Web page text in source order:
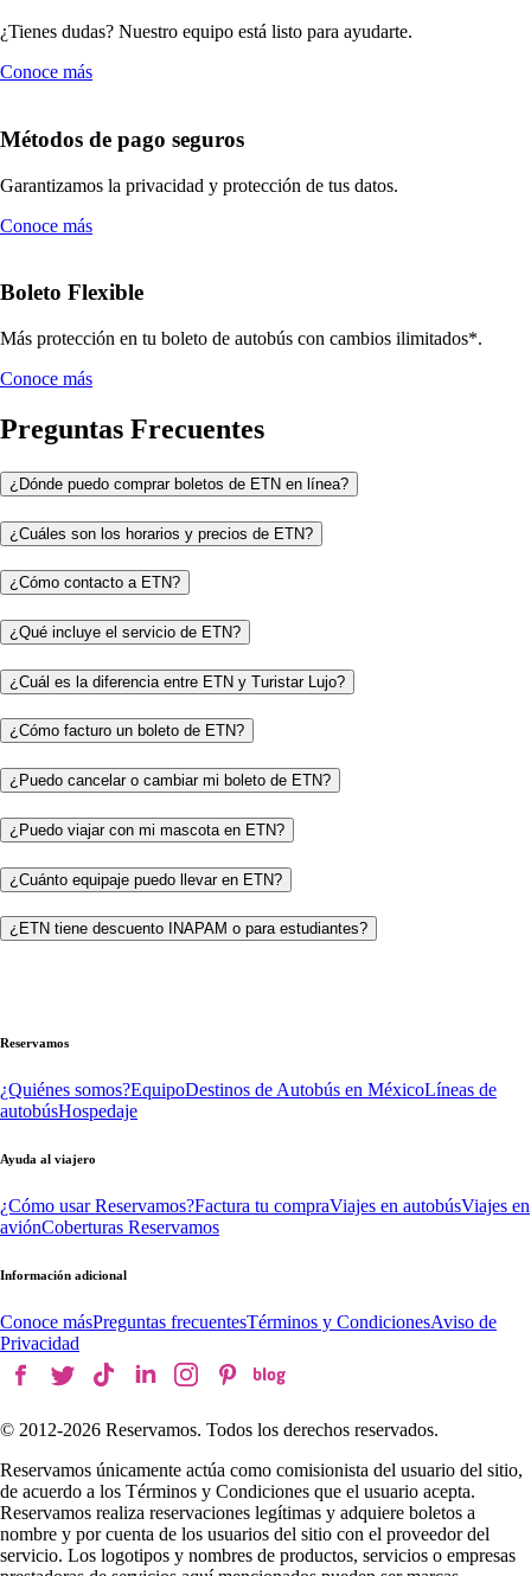
¿Tienes dudas? Nuestro equipo está listo para ayudarte.
Conoce más
Métodos de pago seguros
Garantizamos la privacidad y protección de tus datos.
Conoce más
Boleto Flexible
Más protección en tu boleto de autobús con cambios ilimitados*.
Conoce más
Preguntas Frecuentes
¿Dónde puedo comprar boletos de ETN en línea?
¿Cuáles son los horarios y precios de ETN?
¿Cómo contacto a ETN?
¿Qué incluye el servicio de ETN?
¿Cuál es la diferencia entre ETN y Turistar Lujo?
¿Cómo facturo un boleto de ETN?
¿Puedo cancelar o cambiar mi boleto de ETN?
¿Puedo viajar con mi mascota en ETN?
¿Cuánto equipaje puedo llevar en ETN?
¿ETN tiene descuento INAPAM o para estudiantes?
Reservamos
¿Quiénes somos?EquipoDestinos de Autobús en MéxicoLíneas de
autobúsHospedaje
Ayuda al viajero
¿Cómo usar Reservamos?Factura tu compraViajes en autobúsViajes en
aviónCoberturas Reservamos
Información adicional
Conoce másPreguntas frecuentesTérminos y CondicionesAviso de
Privacidad
© 2012-2026 Reservamos. Todos los derechos reservados.
Reservamos únicamente actúa como comisionista del usuario del sitio,
de acuerdo a los Términos y Condiciones que el usuario acepta.
Reservamos realiza reservaciones legítimas y adquiere boletos a
nombre y por cuenta de los usuarios del sitio con el proveedor del
servicio. Los logotipos y nombres de productos, servicios o empresas